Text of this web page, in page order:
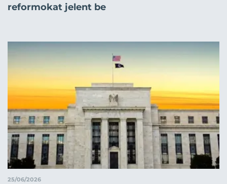
reformokat jelent be
25/06/2026